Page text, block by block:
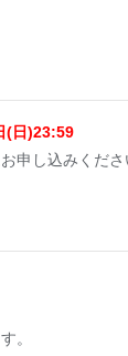
(日)23:59
申し込みくださ
。